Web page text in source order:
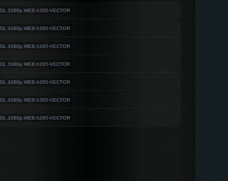
VECTOR
VECTOR
VECTOR
VECTOR
VECTOR
VECTOR
VECTOR